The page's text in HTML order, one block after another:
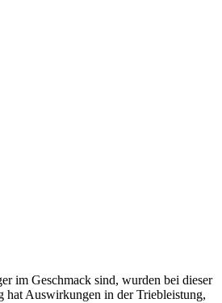
im Geschmack sind, wurden bei dieser
hat Auswirkungen in der Triebleistung,